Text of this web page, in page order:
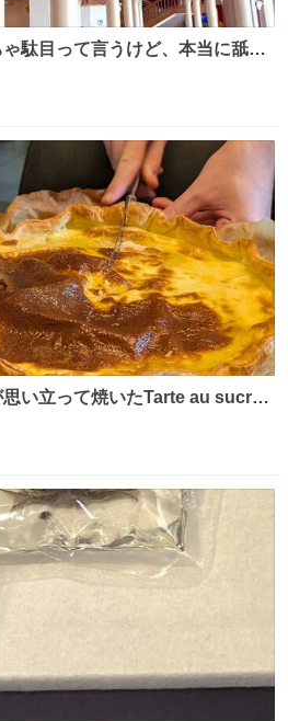
駄目って言うけど、本当に舐め
村ホテル🏛🏨 だってロビーから
🤩 ディズニーホテル泊まってる
になってる
い立って焼いたTarte au sucre
生地に砂糖をたっぷり振りか
いで焼くだけ。溶けた砂糖はね
素朴な焼菓子に見えてナポレオ